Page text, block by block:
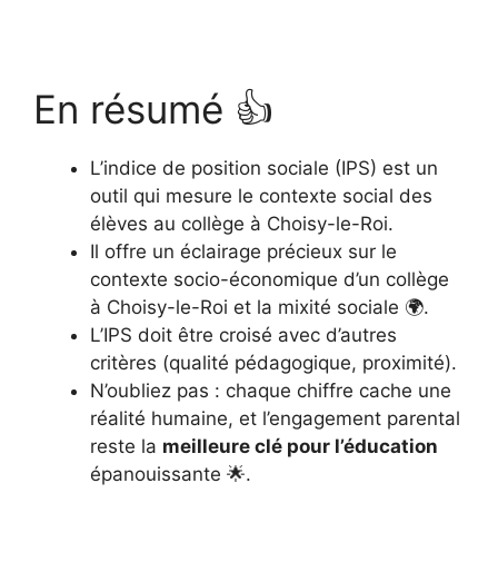
En résumé 👍
L’indice de position sociale (IPS) est un
outil qui mesure le contexte social des
élèves au collège à Choisy-le-Roi.
Il offre un éclairage précieux sur le
contexte socio-économique d’un collège
à Choisy-le-Roi et la mixité sociale 🌍.
L’IPS doit être croisé avec d’autres
critères (qualité pédagogique, proximité).
N’oubliez pas : chaque chiffre cache une
réalité humaine, et l’engagement parental
reste la meilleure clé pour l’éducation
épanouissante 🌟.